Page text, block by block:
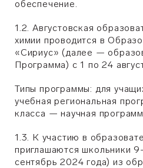
обеспечение.
1.2. Августовская
химии проводится в
«Сириус» (далее —
Программа) с 1 по 24
Типы программы: для
учебная региональная
класса — научная
1.3. К участию в
приглашаются школьники
сентябрь 2024 года) из